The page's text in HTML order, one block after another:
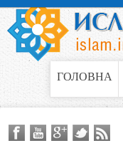
ГОЛОВНА